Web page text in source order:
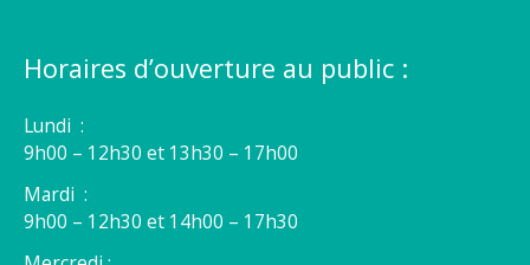
Horaires d’ouverture au public :
Lundi :
9h00 – 12h30 et 13h30 – 17h00
Mardi :
9h00 – 12h30 et 14h00 – 17h30